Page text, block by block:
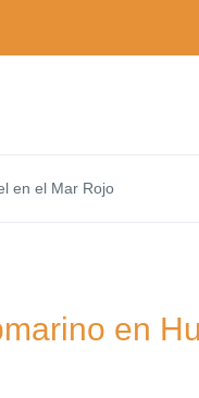
en el Mar Rojo
en